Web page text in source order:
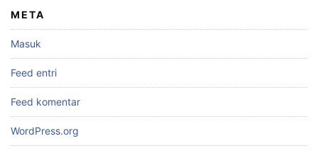
META
Masuk
Feed entri
Feed komentar
WordPress.org